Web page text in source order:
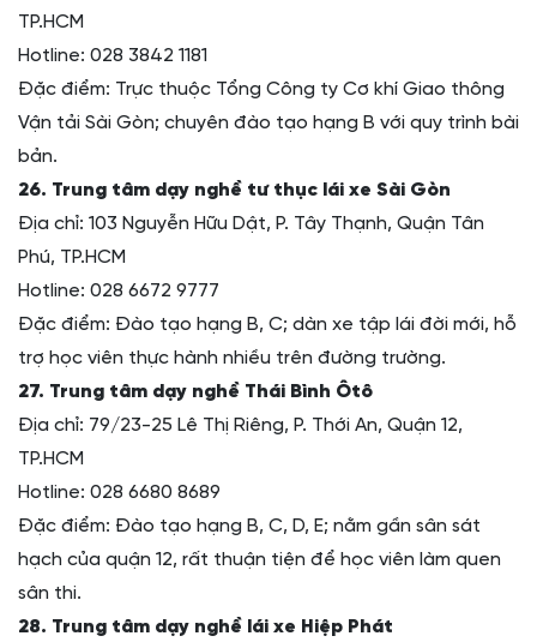
TP.HCM
Hotline: 028 3842 1181
Đặc điểm: Trực thuộc Tổng Công ty Cơ khí Giao thông
Vận tải Sài Gòn; chuyên đào tạo hạng B với quy trình bài
bản.
26. Trung tâm dạy nghề tư thục lái xe Sài Gòn
Địa chỉ: 103 Nguyễn Hữu Dật, P. Tây Thạnh, Quận Tân
Phú, TP.HCM
Hotline: 028 6672 9777
Đặc điểm: Đào tạo hạng B, C; dàn xe tập lái đời mới, hỗ
trợ học viên thực hành nhiều trên đường trường.
27. Trung tâm dạy nghề Thái Bình Ôtô
Địa chỉ: 79/23-25 Lê Thị Riêng, P. Thới An, Quận 12,
TP.HCM
Hotline: 028 6680 8689
Đặc điểm: Đào tạo hạng B, C, D, E; nằm gần sân sát
hạch của quận 12, rất thuận tiện để học viên làm quen
sân thi.
28. Trung tâm dạy nghề lái xe Hiệp Phát